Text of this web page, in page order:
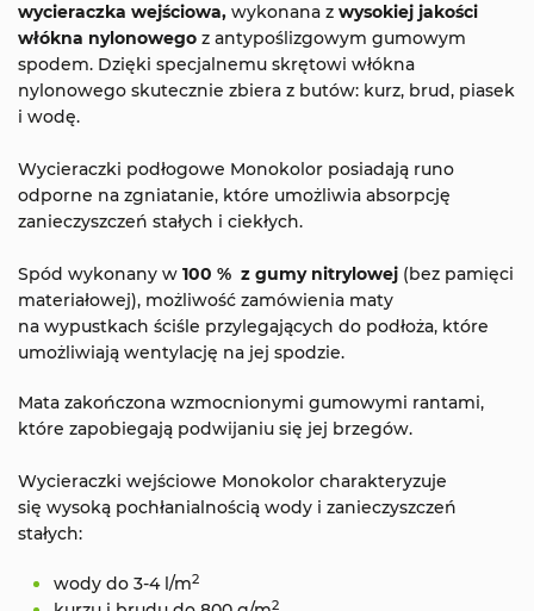
wycieraczka wejściowa, wykonana z wysokiej jakości
włókna nylonowego z antypoślizgowym gumowym
spodem. Dzięki specjalnemu skrętowi włókna
nylonowego skutecznie zbiera z butów: kurz, brud, piasek
i wodę.
Wycieraczki podłogowe Monokolor posiadają runo
odporne na zgniatanie, które umożliwia absorpcję
zanieczyszczeń stałych i ciekłych.
Spód wykonany w 100 % z gumy nitrylowej (bez pamięci
materiałowej), możliwość zamówienia maty
na wypustkach ściśle przylegających do podłoża, które
umożliwiają wentylację na jej spodzie.
Mata zakończona wzmocnionymi gumowymi rantami,
które zapobiegają podwijaniu się jej brzegów.
Wycieraczki wejściowe Monokolor charakteryzuje
się wysoką pochłanialnością wody i zanieczyszczeń
stałych:
wody do 3-4 l/m2
2